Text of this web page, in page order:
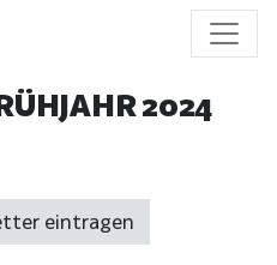
2024
eintragen